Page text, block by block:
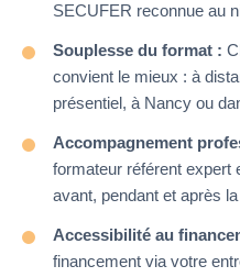
SECUFER reconnue au
Souplesse du format :
convient le mieux : à
présentiel, à Nancy ou
Accompagnement
formateur référent expert
avant, pendant et après
Accessibilité au
financement via votre